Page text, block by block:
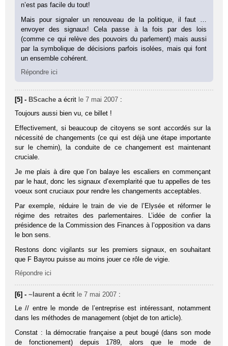
n’est pas facile du tout!
Mais pour signaler un renouveau de la politique, il faut …
envoyer des signaux! Cela passe à la fois par des lois
(comme ce qui relève des pouvoirs du parlement) mais aussi
par la symbolique de décisions parfois isolées, mais qui font
un ensemble cohérent.
Répondre ici
[5] - BScache a écrit le 7 mai 2007 :
Toujours aussi bien vu, ce billet !
Effectivement, si beaucoup de citoyens se sont accordés sur la
nécessité de changements (ce qui est déjà une étape importante
sur le chemin), la conduite de ce changement est maintenant
cruciale.
Je me plais à dire que l’on balaye les escaliers en commençant
par le haut, donc les signaux d’exemplarité que tu appelles de tes
voeux sont cruciaux pour rendre les changements acceptables.
Par exemple, réduire le train de vie de l’Elysée et réformer le
régime des retraites des parlementaires. L’idée de confier la
présidence de la Commission des Finances à l’opposition va dans
le bon sens.
Restons donc vigilants sur les premiers signaux, en souhaitant
que F Bayrou puisse au moins jouer ce rôle de vigie.
Répondre ici
[6] -~laurent a écrit le 7 mai 2007 :
Le // entre le monde de l’entreprise est intéressant, notamment
dans les méthodes de management (objet de ton article).
Constat : la démocratie française a peut bougé (dans son mode
de fonctionement) depuis 1789, alors que le mode de